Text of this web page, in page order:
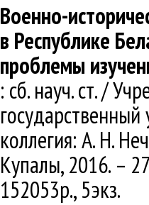
Военно-
в Республике
проблемы
: сб. науч. ст. /
коллегия: А. Н.
Купалы, 2016. –
152053р., 5экз.